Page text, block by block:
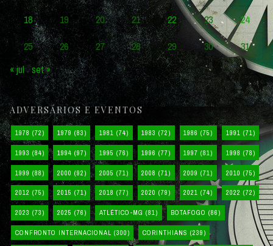
18
19 20 21 22 23
24
25
26 27 28 29 30
31
« jul set »
ADVERSÁRIOS E EVENTOS
1978 (72) 1979 (83) 1981 (74) 1983 (72) 1986 (75) 1991 (71)
1993 (84) 1994 (97) 1995 (76) 1996 (77) 1997 (81) 1998 (78)
1999 (88) 2000 (92) 2005 (71) 2008 (71) 2009 (71) 2010 (75)
2012 (75) 2015 (71) 2018 (77) 2020 (79) 2021 (74) 2022 (72)
2023 (73) 2025 (76) ATLÉTICO-MG (81) BOTAFOGO (86)
CONFRONTO INTERNACIONAL (300) CORINTHIANS (239)